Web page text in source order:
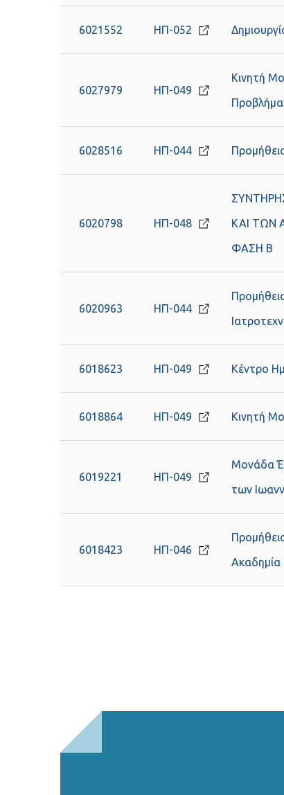
6021552 ΗΠ-052
6027979 ΗΠ-049
Κινητή
6028516 ΗΠ-044
6020798 ΗΠ-048
ΚΑΙ ΤΩΝ
ΦΑΣΗ Β
6020963 ΗΠ-044
6018623 ΗΠ-049 Κέντρο
6018864 ΗΠ-049 Κινητή
6019221 ΗΠ-049
Μονάδα
των
6018423 ΗΠ-046
Ακαδημία